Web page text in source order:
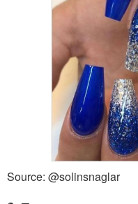
Source: @solinsnaglar